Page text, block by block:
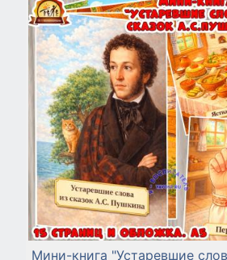
Мини-книга "Устаревшие